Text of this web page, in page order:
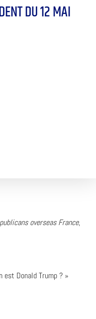
DU 12 MAI
overseas France,
est Donald Trump ? »